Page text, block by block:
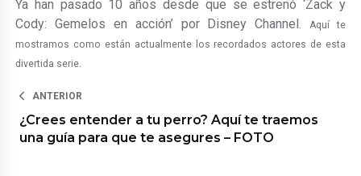
Ya han pasado 10 años desde que se estrenó ‘Zack y
Cody: Gemelos en acción’ por Disney Channel.
Aquí te
mostramos como están actualmente los recordados actores de esta
divertida serie.
ANTERIOR
¿Crees entender a tu perro? Aquí te traemos
una guía para que te asegures – FOTO